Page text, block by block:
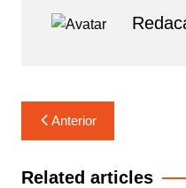
Navegação
de
Post
Anterior
Related articles